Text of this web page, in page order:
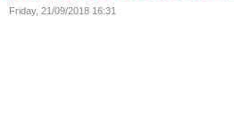
Friday, 21/09/2018 16:31